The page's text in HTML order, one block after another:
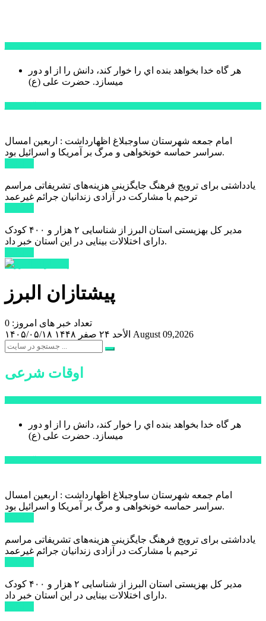
هر گاه خدا بخواهد بنده اي را خوار كند، دانش را از او دور
میسازد. حضرت علی (ع)
امام جمعه شهرستان ساوجبلاغ اظهارداشت : اربعین امسال
سراسر حماسه خونخواهی و مرگ بر آمریکا و اسرائیل بود.
یادداشتی برای ترویج فرهنگ جایگزینی هزینه‌های تشریفاتی مراسم
ترحیم با مشارکت در آزادی زندانیان جرائم غیرعمد
مدیر کل بهزیستی استان البرز از شناسایی ۲ هزار و ۴۰۰ کودک
دارای اختلالات بینایی در این استان خبر داد.
پیشتازان البرز
تعداد خبر های امروز: 0
۱۴۰۵/۰۵/۱۸
الأحد ۲۴ صفر ۱۴۴۸ August 09,2026
اوقات شرعی
هر گاه خدا بخواهد بنده اي را خوار كند، دانش را از او دور
میسازد. حضرت علی (ع)
امام جمعه شهرستان ساوجبلاغ اظهارداشت : اربعین امسال
سراسر حماسه خونخواهی و مرگ بر آمریکا و اسرائیل بود.
یادداشتی برای ترویج فرهنگ جایگزینی هزینه‌های تشریفاتی مراسم
ترحیم با مشارکت در آزادی زندانیان جرائم غیرعمد
مدیر کل بهزیستی استان البرز از شناسایی ۲ هزار و ۴۰۰ کودک
دارای اختلالات بینایی در این استان خبر داد.